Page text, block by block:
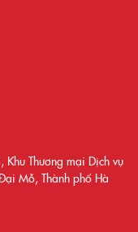
Thương mại Dịch vụ
Mỗ, Thành phố Hà